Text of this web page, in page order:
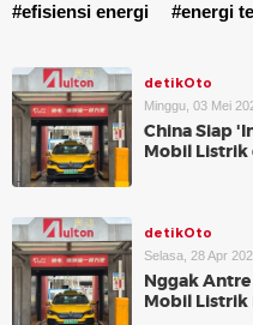
#efisiensi energi
#energi
detikOto
Minggu, 03 Mei
China Siap
Mobil Listrik
detikOto
Selasa, 28 Apr
Nggak Antre
Mobil Listrik